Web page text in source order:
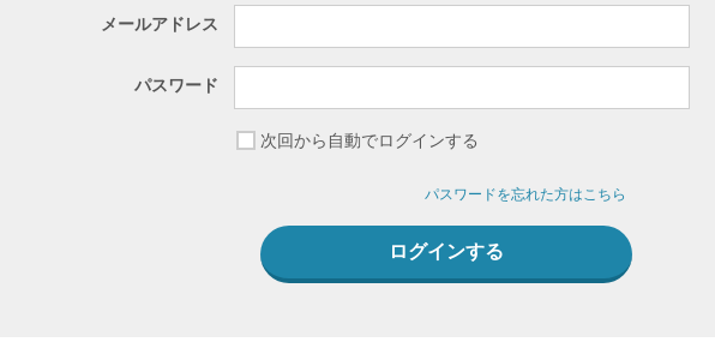
メールアドレス
パスワード
次回から自動でログインする
パスワードを忘れた方はこちら